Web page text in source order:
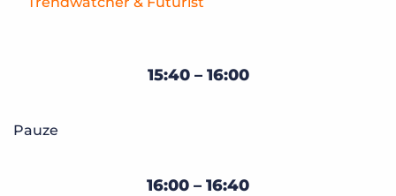
voor deze nieuwe banen vinden we door de inzet van
Trendwatcher & futurist Richard van Hooijdonk neemt je
15:40 – 16:00
Pauze
16:00 – 16:40